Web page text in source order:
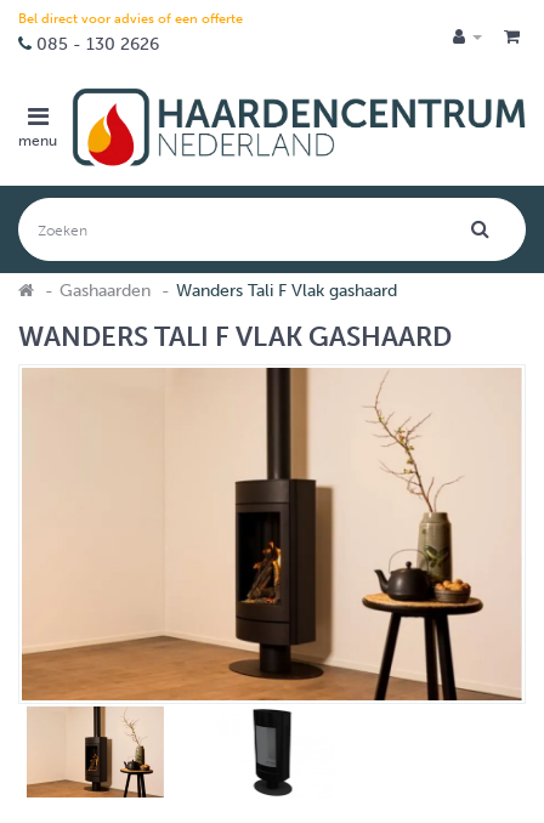
Bel direct voor advies of een offerte
085 - 130 2626
menu
Gashaarden Wanders Tali F Vlak gashaard
WANDERS TALI F VLAK GASHAARD